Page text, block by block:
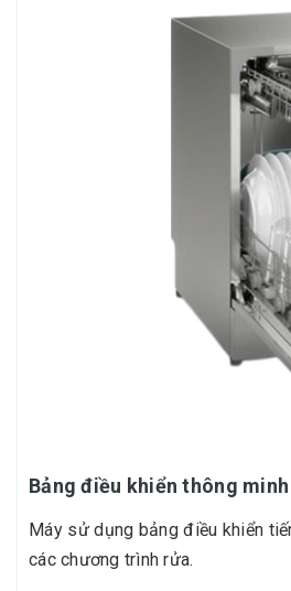
Bảng điều khiển thông minh
Máy sử dụng bảng điều khiển
các chương trình rửa.